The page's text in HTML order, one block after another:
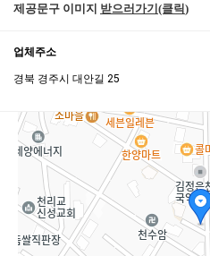
제공문구 이미지 받으러가기(클릭 )
업체주소
경북 경주시 대안길 25